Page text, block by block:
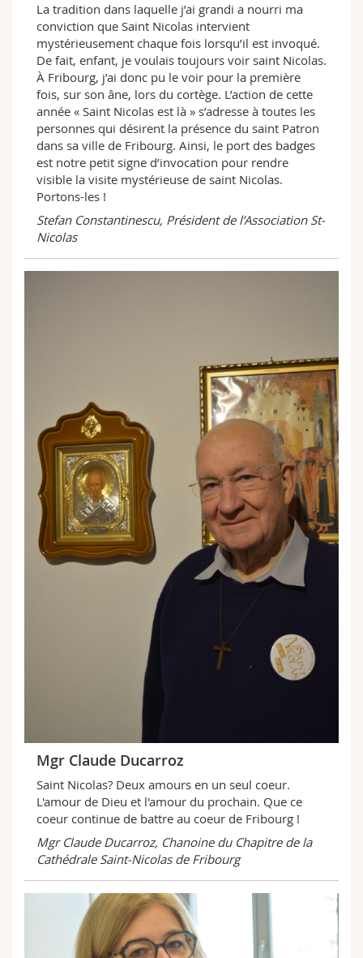
La tradition dans laquelle j’ai grandi a nourri ma
conviction que Saint Nicolas intervient
mystérieusement chaque fois lorsqu’il est invoqué.
De fait, enfant, je voulais toujours voir saint Nicolas.
À Fribourg, j’ai donc pu le voir pour la première
fois, sur son âne, lors du cortège. L’action de cette
année « Saint Nicolas est là » s’adresse à toutes les
personnes qui désirent la présence du saint Patron
dans sa ville de Fribourg. Ainsi, le port des badges
est notre petit signe d’invocation pour rendre
visible la visite mystérieuse de saint Nicolas.
Portons-les !
Stefan Constantinescu, Président de l’Association St-
Nicolas
Mgr Claude Ducarroz
Saint Nicolas? Deux amours en un seul coeur.
L'amour de Dieu et l'amour du prochain. Que ce
coeur continue de battre au coeur de Fribourg !
Mgr Claude Ducarroz, Chanoine du Chapitre de la
Cathédrale Saint-Nicolas de Fribourg